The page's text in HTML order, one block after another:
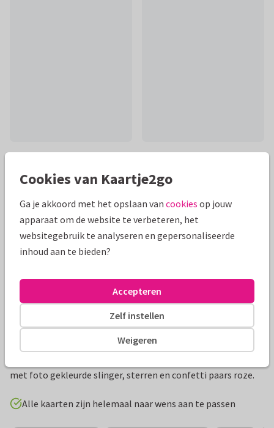
Mooie extra's bij je kaart
met foto gekleurde slinger, sterren en confetti paars roze.
Alle kaarten zijn helemaal naar wens aan te passen
Cookies van Kaartje2go
Ga je akkoord met het opslaan van cookies op jouw
apparaat om de website te verbeteren, het
websitegebruik te analyseren en gepersonaliseerde
inhoud aan te bieden?
Weigeren
Zelf instellen
Accepteren